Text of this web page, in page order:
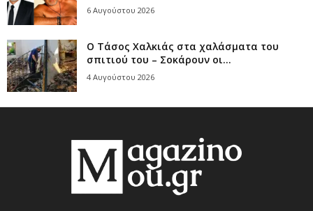
6 Αυγούστου 2026
Ο Τάσος Χαλκιάς στα χαλάσματα του
σπιτιού του – Σοκάρουν οι...
4 Αυγούστου 2026